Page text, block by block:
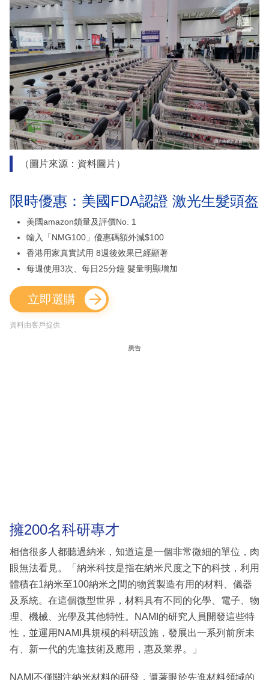
（圖片來源：資料圖片）
限時優惠：美國FDA認證 激光生髮頭盔
美國amazon鎖量及評價No. 1
輸入「NMG100」優惠碼額外減$100
香港用家真實試用 8週後效果已經顯著
每週使用3次、每日25分鐘 髮量明顯增加
立即選購
資料由客戶提供
廣告
擁200名科研專才
相信很多人都聽過納米，知道這是一個非常微細的單位，肉
眼無法看見。「納米科技是指在納米尺度之下的科技，利用
體積在1納米至100納米之間的物質製造有用的材料、儀器
及系統。在這個微型世界，材料具有不同的化學、電子、物
理、機械、光學及其他特性。NAMI的研究人員開發這些特
性，並運用NAMI具規模的科研設施，發展出一系列前所未
有、新一代的先進技術及應用，惠及業界。」
NAMI不僅關注納米材料的研發，還著眼於先進材料領域的